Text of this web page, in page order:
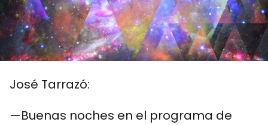
José Tarrazó:
—Buenas noches en el programa de